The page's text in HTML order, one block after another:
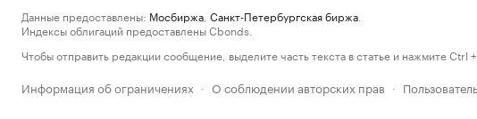
Данные предоставлены: Мосбиржа Санкт-Петербургская биржа
Индексы облигаций предоставлены Cbonds.
Чтобы отправить редакции сообщение, выделите часть текста в статье и нажмите Ctrl
Информация об ограничениях · О соблюдении авторских прав ·